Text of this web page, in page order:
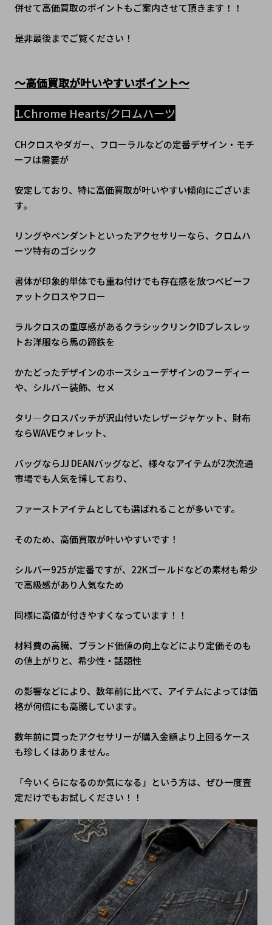
併せて高価買取のポイントもご案内させて頂きます！！
是非最後までご覧ください！
～高価買取が叶いやすいポイント～
1.Chrome Hearts/クロムハーツ
CHクロスやダガー、フローラルなどの定番デザイン・モチ
ーフは需要が
安定しており、特に高価買取が叶いやすい傾向にございま
す。
リングやペンダントといったアクセサリーなら、クロムハ
ーツ特有のゴシック
書体が印象的単体でも重ね付けでも存在感を放つベビーフ
ァットクロスやフロー
ラルクロスの重厚感があるクラシックリンクIDブレスレッ
トお洋服なら馬の蹄鉄を
かたどったデザインのホースシューデザインのフーディー
や、シルバー装飾、セメ
タリ―クロスパッチが沢山付いたレザージャケット、財布
ならWAVEウォレット、
バッグならJJ DEANバッグなど、様々なアイテムが2次流通
市場でも人気を博しており、
ファーストアイテムとしても選ばれることが多いです。
そのため、高価買取が叶いやすいです！
シルバー925が定番ですが、22Kゴールドなどの素材も希少
で高級感があり人気なため
同様に高値が付きやすくなっています！！
材料費の高騰、ブランド価値の向上などにより定価そのも
の値上がりと、希少性・話題性
の影響などにより、数年前に比べて、アイテムによっては価
格が何倍にも高騰しています。
数年前に買ったアクセサリーが購入金額より上回るケース
も珍しくはありません。
「今いくらになるのか気になる」という方は、ぜひ一度査
定だけでもお試しください！！